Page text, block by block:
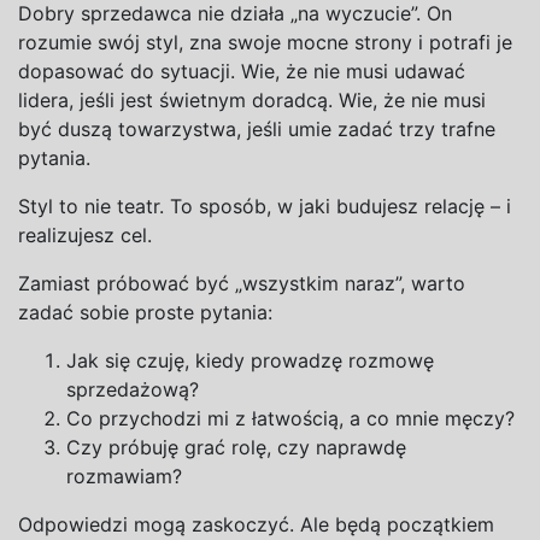
Dobry sprzedawca nie działa „na wyczucie”. On
rozumie swój styl, zna swoje mocne strony i potrafi je
dopasować do sytuacji. Wie, że nie musi udawać
lidera, jeśli jest świetnym doradcą. Wie, że nie musi
być duszą towarzystwa, jeśli umie zadać trzy trafne
pytania.
Styl to nie teatr. To sposób, w jaki budujesz relację – i
realizujesz cel.
Zamiast próbować być „wszystkim naraz”, warto
zadać sobie proste pytania:
Jak się czuję, kiedy prowadzę rozmowę
sprzedażową?
Co przychodzi mi z łatwością, a co mnie męczy?
Czy próbuję grać rolę, czy naprawdę
rozmawiam?
Odpowiedzi mogą zaskoczyć. Ale będą początkiem